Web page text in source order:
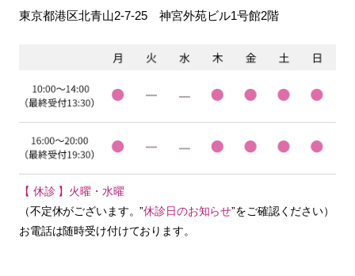
東京都港区北青山2-7-25 神宮外苑ビル1号館2階
【 休診 】火曜・水曜
（不定休がございます。”休診日のお知らせ”をご確認ください）
お電話は随時受け付けております。